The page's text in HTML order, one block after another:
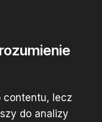
contentu, lecz
do analizy